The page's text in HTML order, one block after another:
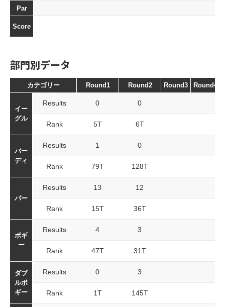
Par
Score
部門別データ
カテゴリー Round1 Round2 Round3 Round4
イー
グル
Results 0 0
Rank 5T 6T
バー
ディ
Results 1 0
Rank 79T 128T
パー
Results 13 12
Rank 15T 36T
ボギ
ー
Results 4 3
Rank 47T 31T
ダブ
ルボ
ギー
Results 0 3
Rank 1T 145T